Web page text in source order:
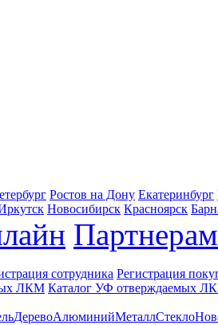
Ростов на Дону Екатеринбург
Новосибирск Красноярск
Партнерам
сотрудника Регистрация
ЛКМ Каталог УФ отверждаемых
ДеревоАлюминийМеталлСтекло